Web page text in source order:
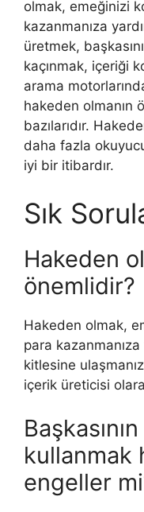
olmak, emeğinizi
kazanmanıza
üretmek,
kaçınmak, içeriği
arama
hakeden olmanın
bazılarıdır.
daha fazla
iyi bir itibardır.
Sık
Hakeden
önemlidir?
Hakeden olmak,
para
kitlesine
içerik üreticisi
kullanmak
engeller